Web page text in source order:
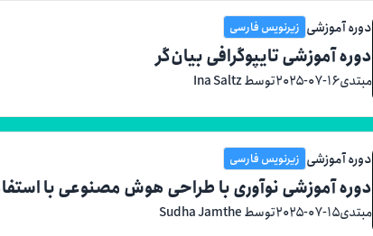
دوره آموزشی زیرنویس فارسی
دوره آموزشی تایپوگرافی بیان‌گر
مبتدی۲۰۲۵-۰۷-۱۶توسط Ina Saltz
دوره آموزشی زیرنویس فارسی
دوره آموزشی نوآوری با طراحی هوش مصنوعی با
مبتدی۲۰۲۵-۰۷-۱۵توسط Sudha Jamthe